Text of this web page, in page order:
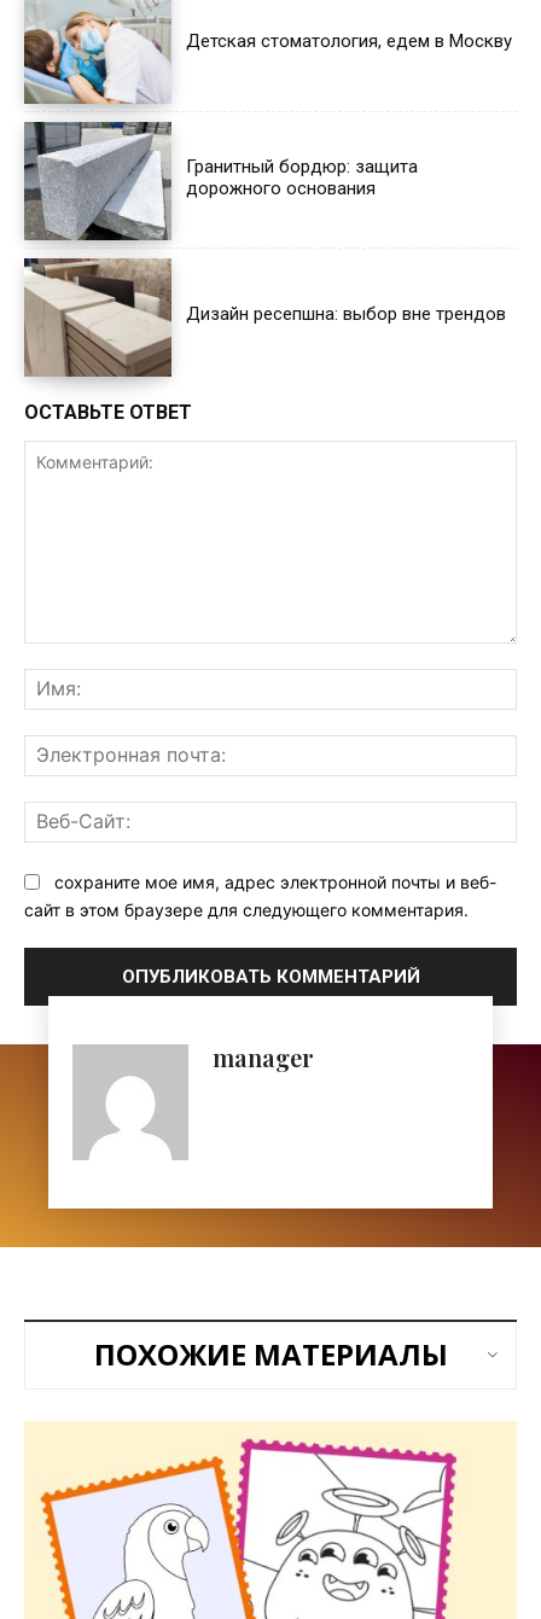
Детская стоматология, едем в Москву
Гранитный бордюр: защита
дорожного основания
Дизайн ресепшна: выбор вне трендов
ОСТАВЬТЕ ОТВЕТ
сохраните мое имя, адрес электронной почты и веб-
сайт в этом браузере для следующего комментария.
manager
ПОХОЖИЕ МАТЕРИАЛЫ